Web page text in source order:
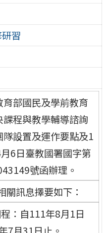
習
育部國民及學前教育
課程與教學輔導諮詢
隊設置及運作要點及1
6日臺教國署國字第
號函辦理。
關訊息擇要如下：
：自111年8月1日